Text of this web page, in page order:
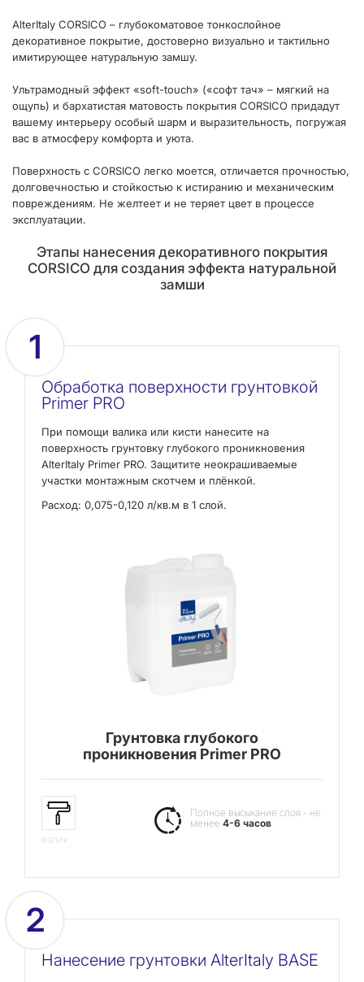
AlterItaly CORSICO – глубокоматовое тонкослойное
декоративное покрытие, достоверно визуально и тактильно
имитирующее натуральную замшу.
Ультрамодный эффект «soft-touch» («софт тач» – мягкий на
ощупь) и бархатистая матовость покрытия CORSICO придадут
вашему интерьеру особый шарм и выразительность, погружая
вас в атмосферу комфорта и уюта.
Поверхность с CORSICO легко моется, отличается прочностью,
долговечностью и стойкостью к истиранию и механическим
повреждениям. Не желтеет и не теряет цвет в процессе
эксплуатации.
Этапы нанесения декоративного покрытия
CORSICO для создания эффекта натуральной
замши
1
Обработка поверхности грунтовкой
Primer PRO
При помощи валика или кисти нанесите на
поверхность грунтовку глубокого проникновения
AlterItaly Primer PRO. Защитите неокрашиваемые
участки монтажным скотчем и плёнкой.
Расход: 0,075-0,120 л/кв.м в 1 слой.
Грунтовка глубокого
проникновения Primer PRO
валик
Полное высыхание слоя - не
менее4-6 часов
2
Нанесение грунтовки AlterItaly BASE